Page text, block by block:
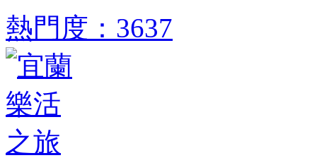
熱門度：3637